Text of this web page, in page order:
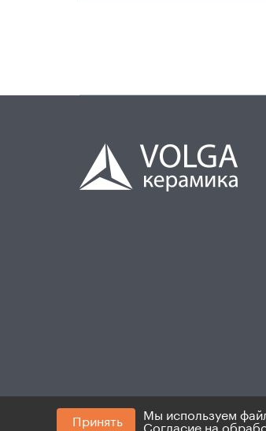
© 2008 - 2026. ИП Хадыев
Принять
Мы используем
Согласие на